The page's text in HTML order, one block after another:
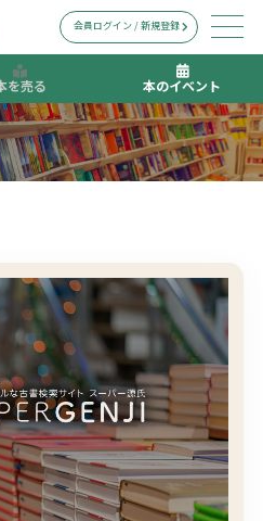
を売る 本のイベント
会員ログイン / 新規登録